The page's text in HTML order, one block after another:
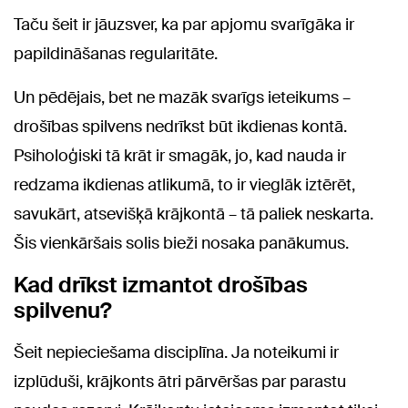
Taču šeit ir jāuzsver, ka par apjomu svarīgāka ir
papildināšanas regularitāte.
Un pēdējais, bet ne mazāk svarīgs ieteikums –
drošības spilvens nedrīkst būt ikdienas kontā.
Psiholoģiski tā krāt ir smagāk, jo, kad nauda ir
redzama ikdienas atlikumā, to ir vieglāk iztērēt,
savukārt, atsevišķā krājkontā – tā paliek neskarta.
Šis vienkāršais solis bieži nosaka panākumus.
Kad drīkst izmantot drošības
spilvenu?
Šeit nepieciešama disciplīna. Ja noteikumi ir
izplūduši, krājkonts ātri pārvēršas par parastu